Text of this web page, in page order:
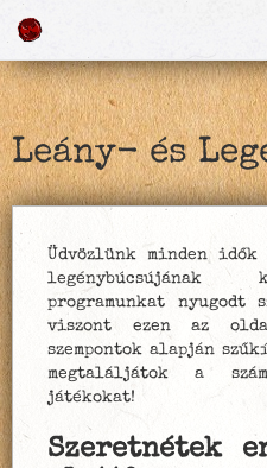
Leány- és Leg
​Üdvözlünk minden
legénybúcsújának
programunkat
viszont ezen az
szempontok alapján
megtaláljátok a
játékokat!
Szeretnétek